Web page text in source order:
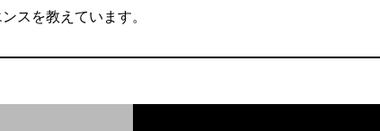
スを教えています。